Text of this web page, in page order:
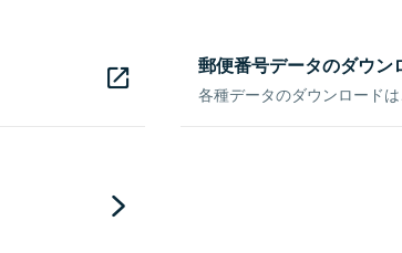
郵便番号データのダウン
各種データのダウンロード